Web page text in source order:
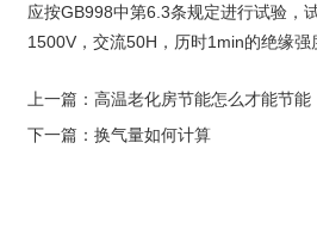
应按GB998中第6.3条规定进行试验，
1500V，交流50H，历时1min的绝缘
上一篇： 高温老化房节能怎么才能节能
下一篇： 换气量如何计算